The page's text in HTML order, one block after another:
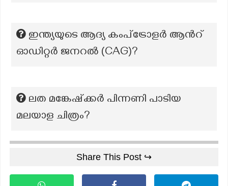
ഇന്ത്യയുടെ ആദ്യ കംപ്ട്രോളർ ആന്‍റ്
ഓഡിറ്റർ ജനറൽ (CAG)?
ലത മങ്കേഷ്ക്കർ പിന്നണി പാടിയ
മലയാള ചിത്രം?
Share This Post ↪